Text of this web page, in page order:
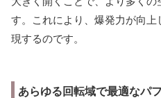
す。これにより、爆発力が向
現するのです。
あらゆる回転域で最適なパ